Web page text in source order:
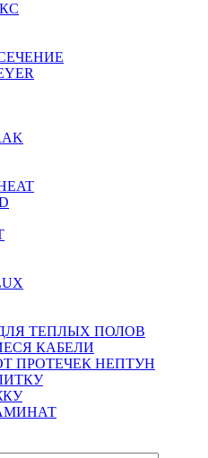
ТЕПЛЫХ ПОЛОВ
КАБЕЛИ
ПРОТЕЧЕК НЕПТУН